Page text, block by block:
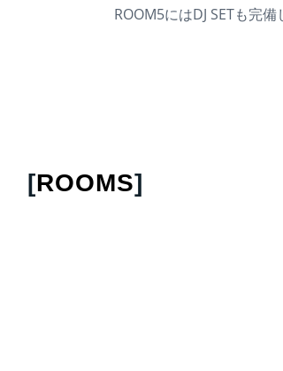
ROOM5にはDJ SETも完
[ROOMS]